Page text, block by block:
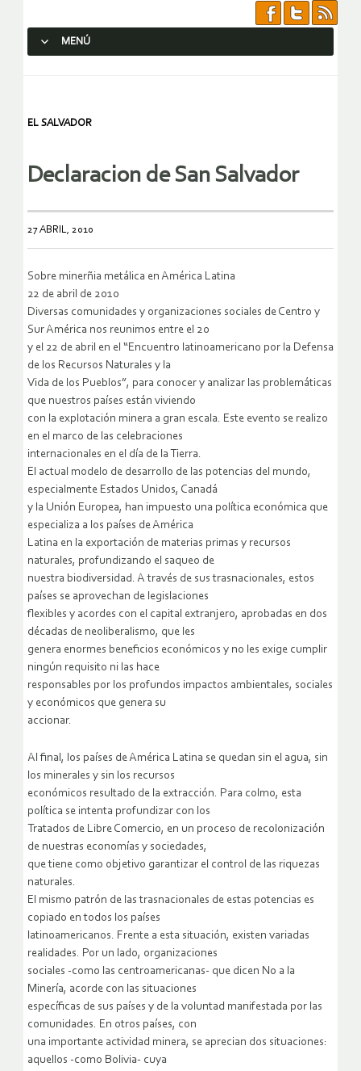
MENÚ
EL SALVADOR
Declaracion de San Salvador
27 ABRIL, 2010
Sobre minerñia metálica en América Latina
22 de abril de 2010
Diversas comunidades y organizaciones sociales de Centro y
Sur América nos reunimos entre el 20
y el 22 de abril en el “Encuentro latinoamericano por la Defensa
de los Recursos Naturales y la
Vida de los Pueblos”, para conocer y analizar las problemáticas
que nuestros países están viviendo
con la explotación minera a gran escala. Este evento se realizo
en el marco de las celebraciones
internacionales en el día de la Tierra.
El actual modelo de desarrollo de las potencias del mundo,
especialmente Estados Unidos, Canadá
y la Unión Europea, han impuesto una política económica que
especializa a los países de América
Latina en la exportación de materias primas y recursos
naturales, profundizando el saqueo de
nuestra biodiversidad. A través de sus trasnacionales, estos
países se aprovechan de legislaciones
flexibles y acordes con el capital extranjero, aprobadas en dos
décadas de neoliberalismo, que les
genera enormes beneficios económicos y no les exige cumplir
ningún requisito ni las hace
responsables por los profundos impactos ambientales, sociales
y económicos que genera su
accionar.
Al final, los países de América Latina se quedan sin el agua, sin
los minerales y sin los recursos
económicos resultado de la extracción. Para colmo, esta
política se intenta profundizar con los
Tratados de Libre Comercio, en un proceso de recolonización
de nuestras economías y sociedades,
que tiene como objetivo garantizar el control de las riquezas
naturales.
El mismo patrón de las trasnacionales de estas potencias es
copiado en todos los países
latinoamericanos. Frente a esta situación, existen variadas
realidades. Por un lado, organizaciones
sociales -como las centroamericanas- que dicen No a la
Minería, acorde con las situaciones
específicas de sus países y de la voluntad manifestada por las
comunidades. En otros países, con
una importante actividad minera, se aprecian dos situaciones:
aquellos -como Bolivia- cuya